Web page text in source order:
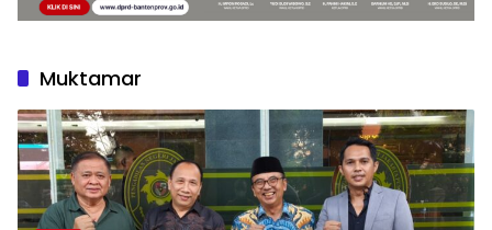
Muktamar